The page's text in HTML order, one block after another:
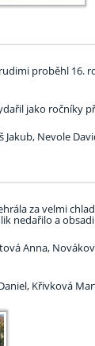
proběhl 16.
jako ročníky
Jakub, Nevole
za velmi
nedařilo a
Anna,
Křivková